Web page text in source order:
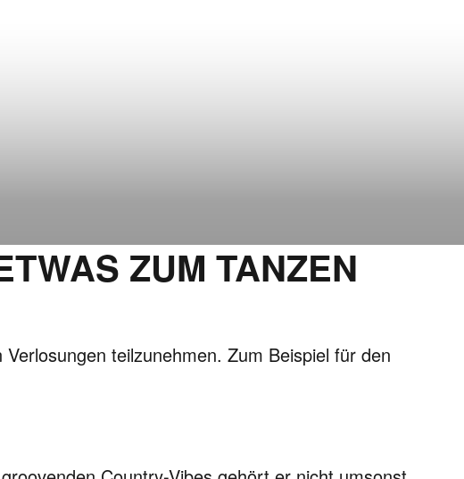
ZUM TANZEN
teilzunehmen. Zum Beispiel für den